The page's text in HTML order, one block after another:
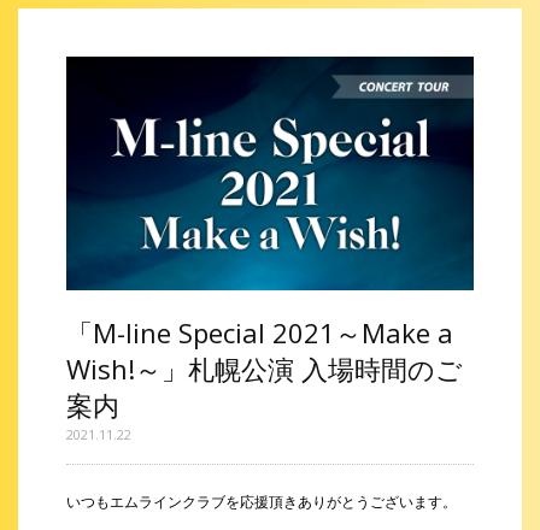
「M-line Special 2021～Make a
Wish!～」札幌公演 入場時間のご
案内
2021.11.22
いつもエムラインクラブを応援頂きありがとうございます。